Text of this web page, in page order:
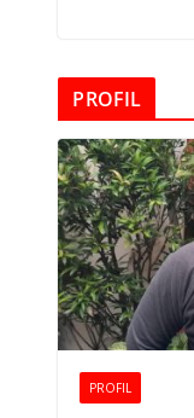
PROFIL
PROFIL